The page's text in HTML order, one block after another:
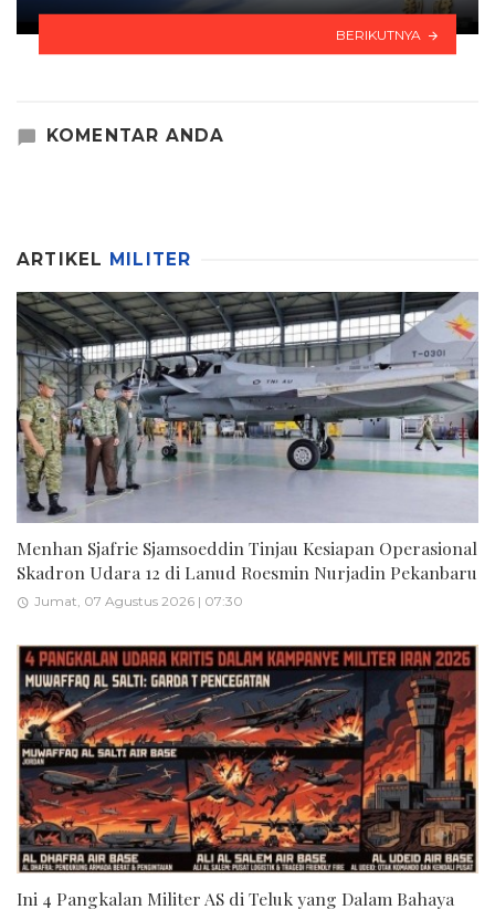
BERIKUTNYA
KOMENTAR ANDA
ARTIKEL MILITER
Menhan Sjafrie Sjamsoeddin Tinjau Kesiapan Operasional
Skadron Udara 12 di Lanud Roesmin Nurjadin Pekanbaru
Jumat, 07 Agustus 2026 | 07:30
Ini 4 Pangkalan Militer AS di Teluk yang Dalam Bahaya